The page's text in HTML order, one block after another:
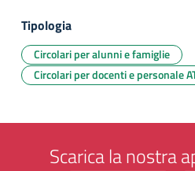
Tipologia
Circolari per alunni e famiglie
Circolari per docenti e personale
Scarica la nostra